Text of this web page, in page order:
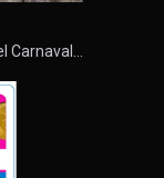
Carnaval…